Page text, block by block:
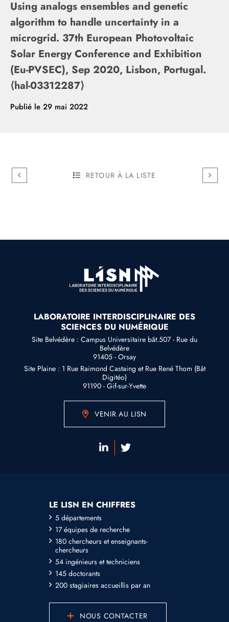
Using analogs ensembles and genetic
algorithm to handle uncertainty in a
microgrid. 37th European Photovoltaic
Solar Energy Conference and Exhibition
(Eu-PVSEC), Sep 2020, Lisbon, Portugal.
⟨hal-03312287⟩
Publié le 29 mai 2022
RETOUR À LA LISTE
LABORATOIRE INTERDISCIPLINAIRE DES
SCIENCES DU NUMÉRIQUE
Site Belvédère : Campus Universitaire bât.507 - Rue du
Belvédère
91405 - Orsay
Site Plaine : 1 Rue Raimond Castaing et Rue René Thom (Bât
Digitéo)
91190 - Gif-sur-Yvette
VENIR AU LISN
LE LISN EN CHIFFRES
5 départements
17 équipes de recherche
180 chercheurs et enseignants-
chercheurs
54 ingénieurs et techniciens
145 doctorants
200 stagiaires accueillis par an
NOUS CONTACTER